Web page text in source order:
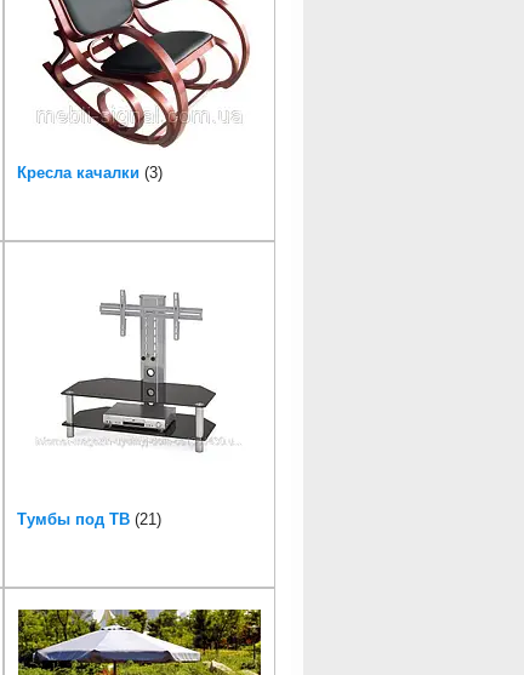
Кресла качалки 3
Тумбы под ТВ 21